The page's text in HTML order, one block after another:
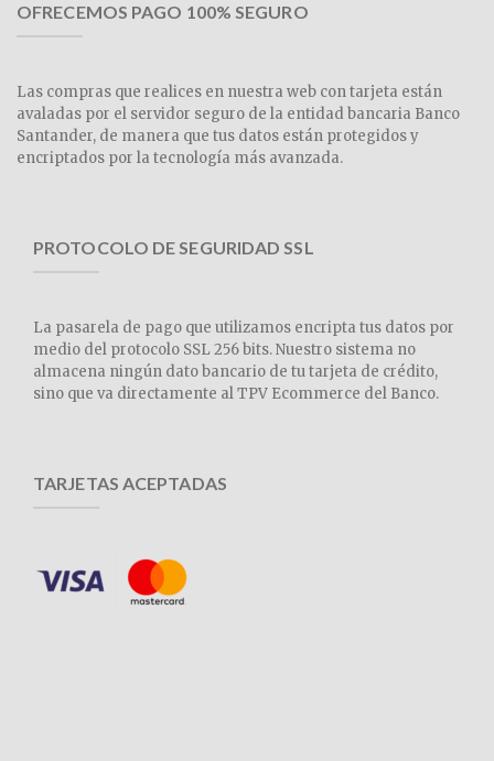
OFRECEMOS PAGO 100% SEGURO
Las compras que realices en nuestra web con tarjeta están
avaladas por el servidor seguro de la entidad bancaria Banco
Santander, de manera que tus datos están protegidos y
encriptados por la tecnología más avanzada.
PROTOCOLO DE SEGURIDAD SSL
La pasarela de pago que utilizamos encripta tus datos por
medio del protocolo SSL 256 bits. Nuestro sistema no
almacena ningún dato bancario de tu tarjeta de crédito,
sino que va directamente al TPV Ecommerce del Banco.
TARJETAS ACEPTADAS